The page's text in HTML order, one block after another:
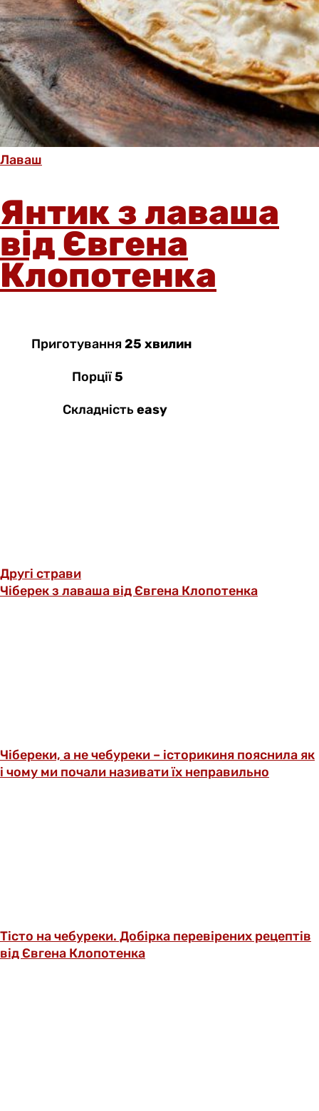
Лаваш
Янтик з лаваша
від Євгена
Клопотенка
Приготування25 хвилин
Порції5
Складність easy
Другі страви
Чіберек з лаваша від Євгена Клопотенка
Чібереки, а не чебуреки – історикиня пояснила як
і чому ми почали називати їх неправильно
Тісто на чебуреки. Добірка перевірених рецептів
від Євгена Клопотенка